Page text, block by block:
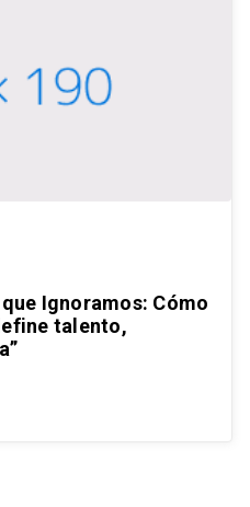
Ignoramos: Cómo
talento,